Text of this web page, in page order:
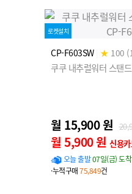
로켓설치
CP-F603SW ★ 100
쿠쿠 내추럴워터 스탠
월 15,900 원
월 5,900 원 신용
오늘 출발07일(금) 도
·누적구매75,849건